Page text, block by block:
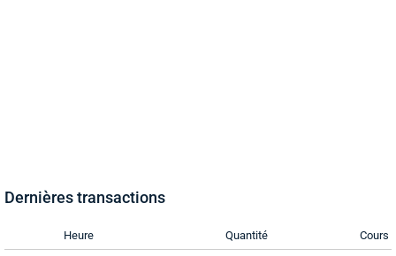
Dernières transactions
Heure Quantité Cours